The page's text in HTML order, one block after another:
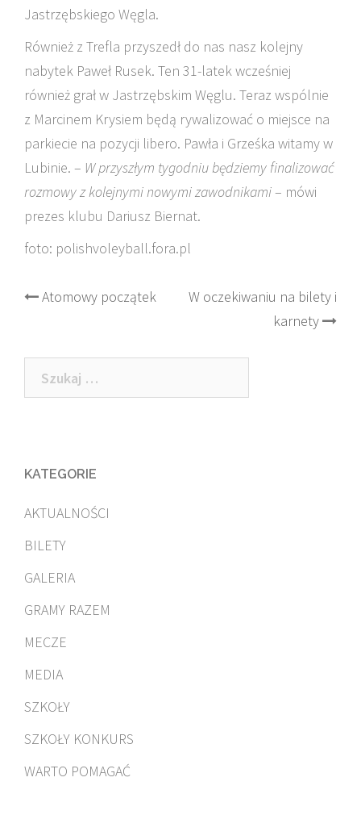
Jastrzębskiego Węgla.
Również z Trefla przyszedł do nas nasz kolejny
nabytek Paweł Rusek. Ten 31-latek wcześniej
również grał w Jastrzębskim Węglu. Teraz wspólnie
z Marcinem Krysiem będą rywalizować o miejsce na
parkiecie na pozycji libero. Pawła i Grześka witamy w
Lubinie. – W przyszłym tygodniu będziemy finalizować
rozmowy z kolejnymi nowymi zawodnikami– mówi
prezes klubu Dariusz Biernat.
foto: polishvoleyball.fora.pl
Post
Atomowy początek
W oczekiwaniu na bilety i
karnety
Szukaj:
KATEGORIE
AKTUALNOŚCI
BILETY
GALERIA
GRAMY RAZEM
MECZE
MEDIA
SZKOŁY
SZKOŁY KONKURS
WARTO POMAGAĆ